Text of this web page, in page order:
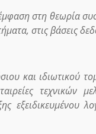
στη θεωρία
στις βάσεις
και ιδιωτικού
τεχνικών
εξειδικευμένου